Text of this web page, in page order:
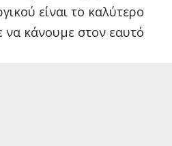
είναι το καλύτερο
κάνουμε στον εαυτό